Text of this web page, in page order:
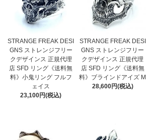
STRANGE FREAK DESI
GNS ストレンジフリー
クデザインス 正規代理
店 SFD リング《送料無
料》小鬼リング フルフ
ェイス
23,100円(税込)
STRANGE FREAK DESI
GNS ストレンジフリー
クデザインス 正規代理
店 SFD リング《送料無
料》ブラインドアイズ M
28,600円(税込)